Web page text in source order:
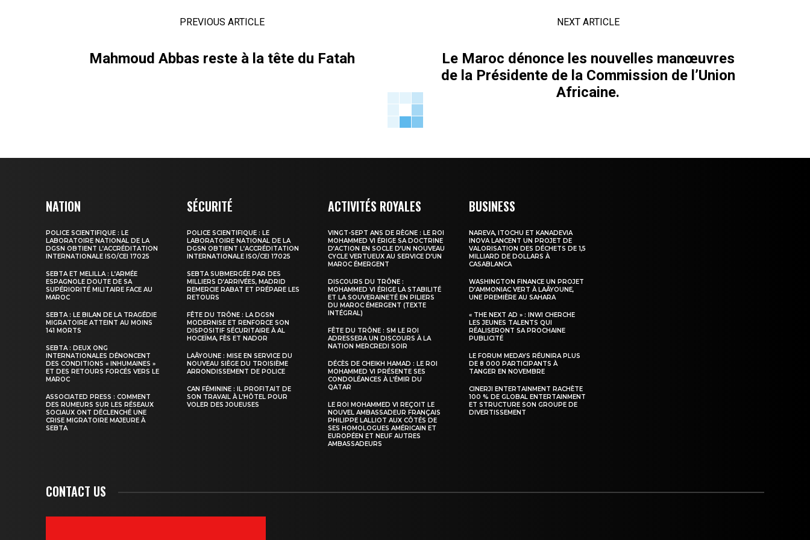
PREVIOUS ARTICLE
Mahmoud Abbas reste à la tête du Fatah
NEXT ARTICLE
Le Maroc dénonce les nouvelles manœuvres
de la Présidente de la Commission de l’Union
Africaine.
NATION
POLICE SCIENTIFIQUE : LE
LABORATOIRE NATIONAL DE LA
DGSN OBTIENT L’ACCRÉDITATION
INTERNATIONALE ISO/CEI 17025
SEBTA ET MELILLA : L’ARMÉE
ESPAGNOLE DOUTE DE SA
SUPÉRIORITÉ MILITAIRE FACE AU
MAROC
SEBTA : LE BILAN DE LA TRAGÉDIE
MIGRATOIRE ATTEINT AU MOINS
141 MORTS
SEBTA : DEUX ONG
INTERNATIONALES DÉNONCENT
DES CONDITIONS « INHUMAINES »
ET DES RETOURS FORCÉS VERS LE
MAROC
ASSOCIATED PRESS : COMMENT
DES RUMEURS SUR LES RÉSEAUX
SOCIAUX ONT DÉCLENCHÉ UNE
CRISE MIGRATOIRE MAJEURE À
SEBTA
SÉCURITÉ
POLICE SCIENTIFIQUE : LE
LABORATOIRE NATIONAL DE LA
DGSN OBTIENT L’ACCRÉDITATION
INTERNATIONALE ISO/CEI 17025
SEBTA SUBMERGÉE PAR DES
MILLIERS D’ARRIVÉES, MADRID
REMERCIE RABAT ET PRÉPARE LES
RETOURS
FÊTE DU TRÔNE : LA DGSN
MODERNISE ET RENFORCE SON
DISPOSITIF SÉCURITAIRE À AL
HOCEÏMA, FÈS ET NADOR
LAÂYOUNE : MISE EN SERVICE DU
NOUVEAU SIÈGE DU TROISIÈME
ARRONDISSEMENT DE POLICE
CAN FÉMININE : IL PROFITAIT DE
SON TRAVAIL À L’HÔTEL POUR
VOLER DES JOUEUSES
ACTIVITÉS ROYALES
VINGT-SEPT ANS DE RÈGNE : LE ROI
MOHAMMED VI ÉRIGE SA DOCTRINE
D’ACTION EN SOCLE D’UN NOUVEAU
CYCLE VERTUEUX AU SERVICE D’UN
MAROC ÉMERGENT
DISCOURS DU TRÔNE :
MOHAMMED VI ÉRIGE LA STABILITÉ
ET LA SOUVERAINETÉ EN PILIERS
DU MAROC ÉMERGENT (TEXTE
INTÉGRAL)
FÊTE DU TRÔNE : SM LE ROI
ADRESSERA UN DISCOURS À LA
NATION MERCREDI SOIR
DÉCÈS DE CHEIKH HAMAD : LE ROI
MOHAMMED VI PRÉSENTE SES
CONDOLÉANCES À L’ÉMIR DU
QATAR
LE ROI MOHAMMED VI REÇOIT LE
NOUVEL AMBASSADEUR FRANÇAIS
PHILIPPE LALLIOT AUX CÔTÉS DE
SES HOMOLOGUES AMÉRICAIN ET
EUROPÉEN ET NEUF AUTRES
AMBASSADEURS
BUSINESS
NAREVA, ITOCHU ET KANADEVIA
INOVA LANCENT UN PROJET DE
VALORISATION DES DÉCHETS DE 1,5
MILLIARD DE DOLLARS À
CASABLANCA
WASHINGTON FINANCE UN PROJET
D’AMMONIAC VERT À LAÂYOUNE,
UNE PREMIÈRE AU SAHARA
« THE NEXT AD » : INWI CHERCHE
LES JEUNES TALENTS QUI
RÉALISERONT SA PROCHAINE
PUBLICITÉ
LE FORUM MEDAYS RÉUNIRA PLUS
DE 8 000 PARTICIPANTS À
TANGER EN NOVEMBRE
CINERJI ENTERTAINMENT RACHÈTE
100 % DE GLOBAL ENTERTAINMENT
ET STRUCTURE SON GROUPE DE
DIVERTISSEMENT
CONTACT US